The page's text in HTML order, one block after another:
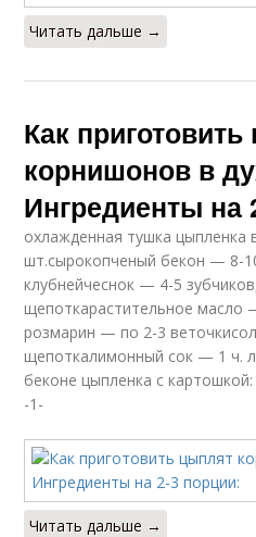
Читать дальше →
Как
корнишонов в
Ингредиенты на
охлажденная тушка цыпленка
шт.сырокопченый бекон — 8-
клубнейчеснок — 4-5
щепоткарастительное масло
розмарин — по 2-3
щепоткалимонный сок — 1 ч.
беконе цыпленка с картошкой:
-1-
Читать дальше →